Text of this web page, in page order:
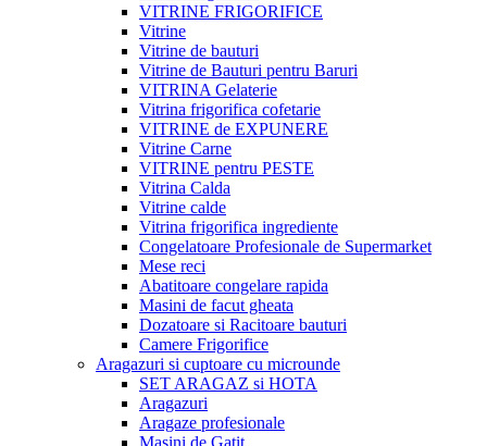
VITRINE FRIGORIFICE
Vitrine
Vitrine de bauturi
Vitrine de Bauturi pentru Baruri
VITRINA Gelaterie
Vitrina frigorifica cofetarie
VITRINE de EXPUNERE
Vitrine Carne
VITRINE pentru PESTE
Vitrina Calda
Vitrine calde
Vitrina frigorifica ingrediente
Congelatoare Profesionale de Supermarket
Mese reci
Abatitoare congelare rapida
Masini de facut gheata
Dozatoare si Racitoare bauturi
Camere Frigorifice
Aragazuri si cuptoare cu microunde
SET ARAGAZ si HOTA
Aragazuri
Aragaze profesionale
Masini de Gatit